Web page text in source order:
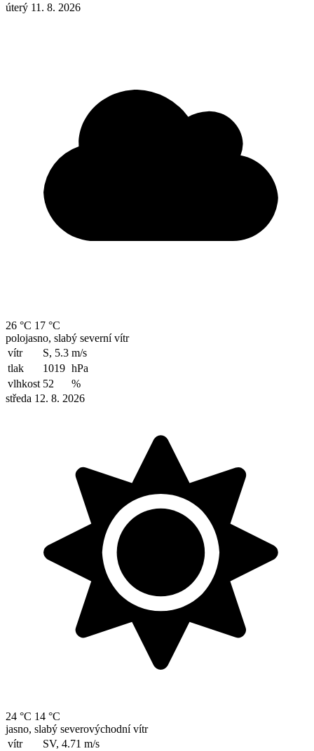
úterý 11. 8. 2026
26 °C 17 °C
polojasno, slabý severní vítr
vítr
S, 5.3 m/s
tlak
1019 hPa
vlhkost 52
%
středa 12. 8. 2026
24 °C 14 °C
jasno, slabý severovýchodní vítr
vítr
SV, 4.71 m/s